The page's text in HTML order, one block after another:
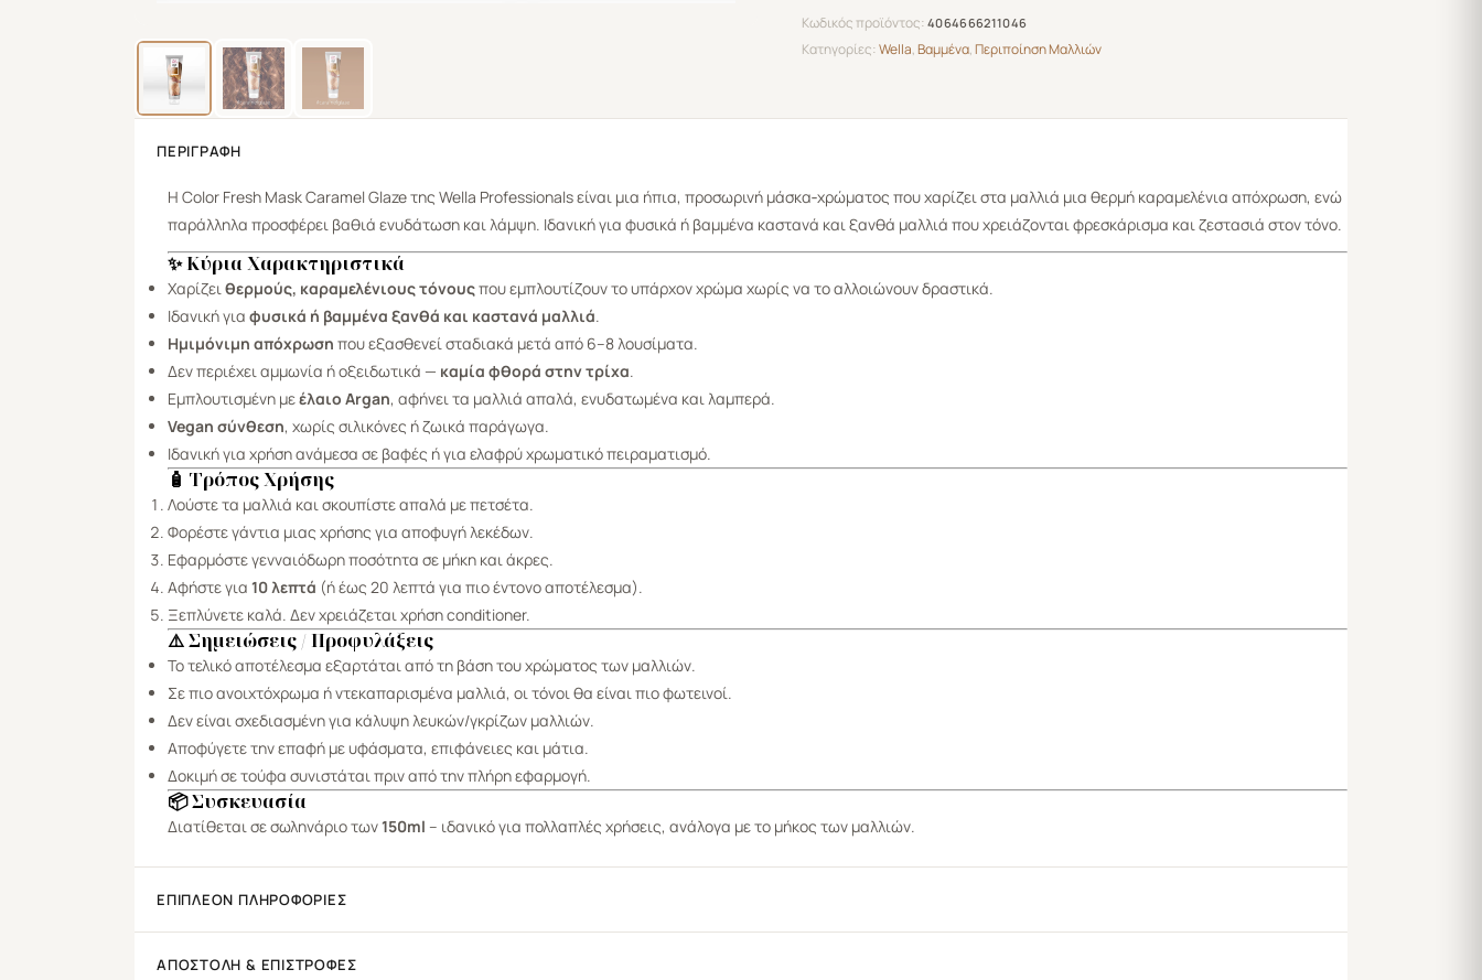
Κωδικός προϊόντος: 4064666211046
Κατηγορίες:Wella,Βαμμένα,Περιποίηση Μαλλιών
ΠΕΡΙΓΡΑΦΉ
Η Color Fresh Mask Caramel Glaze της Wella Professionals είναι μια ήπια, προσωρινή μάσκα‑χρώματος που χαρίζει στα μαλλιά μια θερμή καραμελένια απόχρωση, ενώ
παράλληλα προσφέρει βαθιά ενυδάτωση και λάμψη. Ιδανική για φυσικά ή βαμμένα καστανά και ξανθά μαλλιά που χρειάζονται φρεσκάρισμα και ζεστασιά στον τόνο.
✨ Κύρια Χαρακτηριστικά
Χαρίζειθερμούς, καραμελένιους τόνουςπου εμπλουτίζουν το υπάρχον χρώμα χωρίς να το αλλοιώνουν δραστικά.
Ιδανική για φυσικά ή βαμμένα ξανθά και καστανά μαλλιά.
Ημιμόνιμη απόχρωση που εξασθενεί σταδιακά μετά από 6–8 λουσίματα.
Δεν περιέχει αμμωνία ή οξειδωτικά — καμία φθορά στην τρίχα.
Εμπλουτισμένη μεέλαιο Argan, αφήνει τα μαλλιά απαλά, ενυδατωμένα και λαμπερά.
Vegan σύνθεση, χωρίς σιλικόνες ή ζωικά παράγωγα.
Ιδανική για χρήση ανάμεσα σε βαφές ή για ελαφρύ χρωματικό πειραματισμό.
🧴 Τρόπος Χρήσης
Λούστε τα μαλλιά και σκουπίστε απαλά με πετσέτα.
Φορέστε γάντια μιας χρήσης για αποφυγή λεκέδων.
Εφαρμόστε γενναιόδωρη ποσότητα σε μήκη και άκρες.
Αφήστε για 10 λεπτά (ή έως 20 λεπτά για πιο έντονο αποτέλεσμα).
Ξεπλύνετε καλά. Δεν χρειάζεται χρήση conditioner.
⚠️ Σημειώσεις / Προφυλάξεις
Το τελικό αποτέλεσμα εξαρτάται από τη βάση του χρώματος των μαλλιών.
Σε πιο ανοιχτόχρωμα ή ντεκαπαρισμένα μαλλιά, οι τόνοι θα είναι πιο φωτεινοί.
Δεν είναι σχεδιασμένη για κάλυψη λευκών/γκρίζων μαλλιών.
Αποφύγετε την επαφή με υφάσματα, επιφάνειες και μάτια.
Δοκιμή σε τούφα συνιστάται πριν από την πλήρη εφαρμογή.
📦 Συσκευασία
Διατίθεται σε σωληνάριο των150ml – ιδανικό για πολλαπλές χρήσεις, ανάλογα με το μήκος των μαλλιών.
ΕΠΙΠΛΈΟΝ ΠΛΗΡΟΦΟΡΊΕΣ
ΑΠΟΣΤΟΛΉ & ΕΠΙΣΤΡΟΦΈΣ